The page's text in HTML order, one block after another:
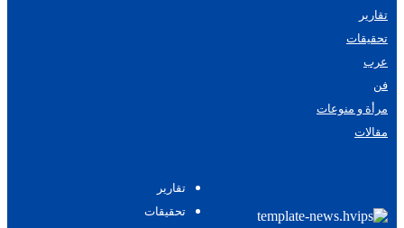
تقارير
تحقيقات
عرب
فن
مرأة و منوعات
مقالات
تقارير
تحقيقات